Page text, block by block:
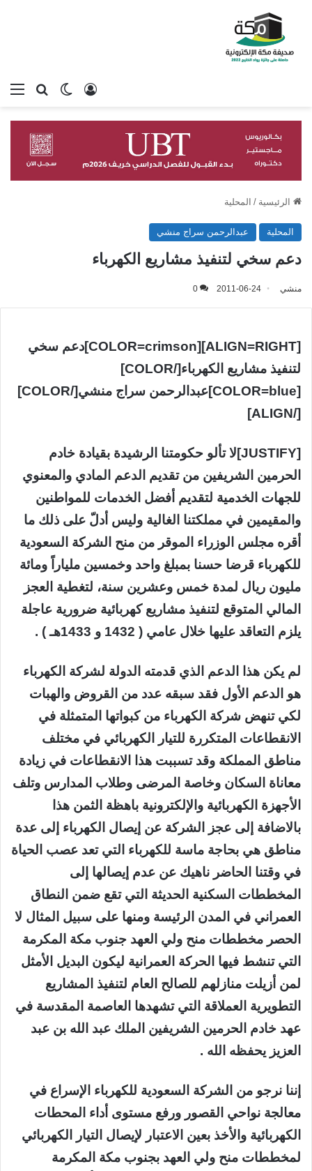
بحثالوضع
تسجيل الدخول
الرئيسية / المحلية
المحلية عبدالرحمن سراج منشي
دعم سخي لتنفيذ مشاريع الكهرباء
منشي 2011-06-24
0
[ALIGN=RIGHT][COLOR=crimson]دعم سخي
لتنفيذ مشاريع الكهرباء[/COLOR]
[COLOR=blue]عبدالرحمن سراج منشي[/COLOR]
[/ALIGN]
[JUSTIFY]لا تألو حكومتنا الرشيدة بقيادة خادم
الحرمين الشريفين من تقديم الدعم المادي والمعنوي
للجهات الخدمية لتقديم أفضل الخدمات للمواطنين
والمقيمين في مملكتنا الغالية وليس أدلّ على ذلك ما
أقره مجلس الوزراء الموقر من منح الشركة السعودية
للكهرباء قرضا حسنا بمبلغ واحد وخمسين ملياراً ومائة
مليون ريال لمدة خمس وعشرين سنة، لتغطية العجز
المالي المتوقع لتنفيذ مشاريع كهربائية ضرورية عاجلة
يلزم التعاقد عليها خلال عامي ( 1432 و 1433هـ ) .
لم يكن هذا الدعم الذي قدمته الدولة لشركة الكهرباء
هو الدعم الأول فقد سبقه عدد من القروض والهبات
لكي تنهض شركة الكهرباء من كبواتها المتمثلة في
الانقطاعات المتكررة للتيار الكهربائي في مختلف
مناطق المملكة وقد تسببت هذا الانقطاعات في زيادة
معاناة السكان وخاصة المرضى وطلاب المدارس وتلف
الأجهزة الكهربائية والإلكترونية باهظة الثمن هذا
بالاضافة إلى عجز الشركة عن إيصال الكهرباء إلى عدة
مناطق هي بحاجة ماسة للكهرباء التي تعد عصب الحياة
في وقتنا الحاضر ناهيك عن عدم إيصالها إلى
المخططات السكنية الحديثة التي تقع ضمن النطاق
العمراني في المدن الرئيسة ومنها على سبيل المثال لا
الحصر مخططات منح ولي العهد جنوب مكة المكرمة
التي تنشط فيها الحركة العمرانية ليكون البديل الأمثل
لمن أزيلت منازلهم للصالح العام لتنفيذ المشاريع
التطويرية العملاقة التي تشهدها العاصمة المقدسة في
عهد خادم الحرمين الشريفين الملك عبد الله بن عبد
العزيز يحفظه الله .
إننا نرجو من الشركة السعودية للكهرباء الإسراع في
معالجة نواحي القصور ورفع مستوى أداء المحطات
الكهربائية والأخذ بعين الاعتبار لإيصال التيار الكهربائي
لمخططات منح ولي العهد بجنوب مكة المكرمة